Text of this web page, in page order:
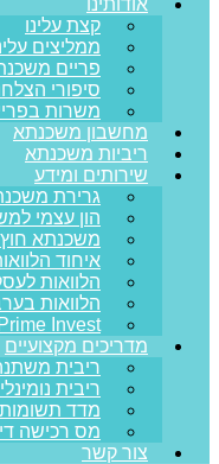
אודותינו
קצת עלינו
ממליצים
פריים
סיפורי
משרות
מחשבון משכנתא
ריביות משכנתא
שירותים ומידע
גרירת
הון עצמי
משכנתא
איחוד
הלוואות
הלוואות
Prime Invest
מדריכים מקצועיים
ריבית
ריבית
מדד תשומות
מס רכישה
צור קשר